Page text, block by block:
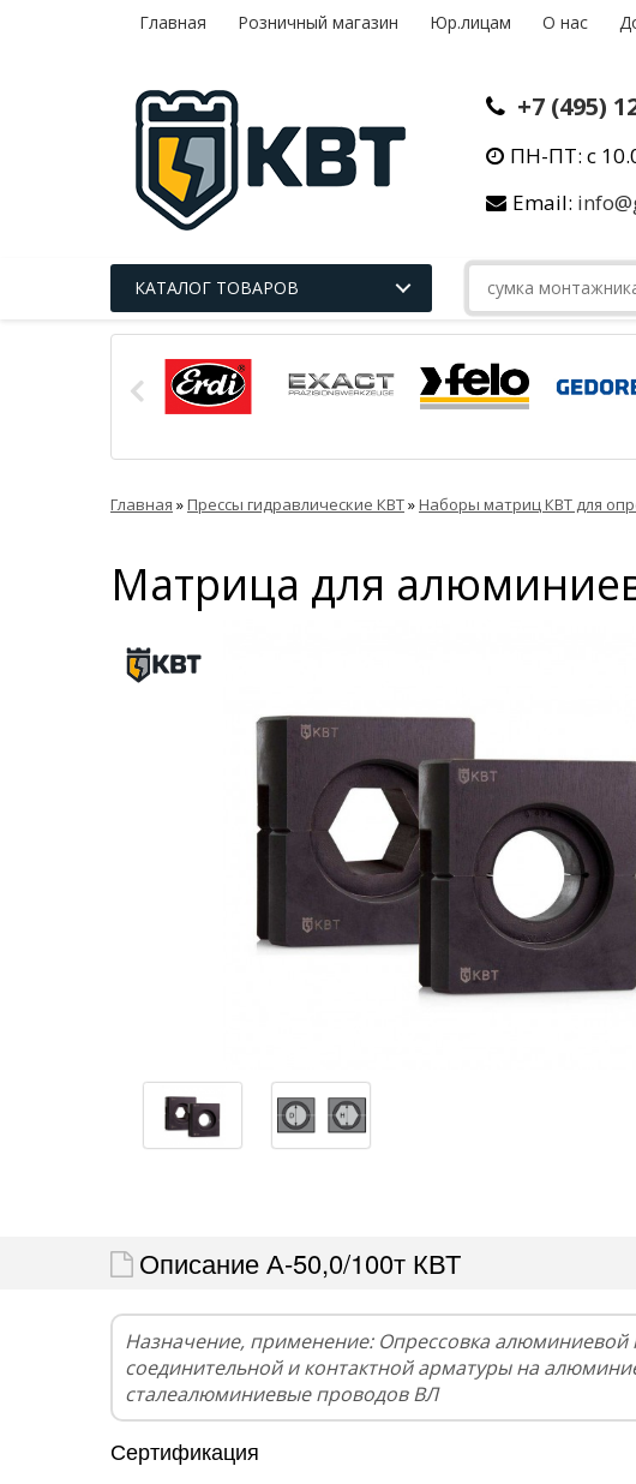
Главная Розничный магазин Юр.лицам О нас
+7 (495)
ПН-ПТ: с
Email:
КАТАЛОГ ТОВАРОВ
Главная »Прессы гидравлические КВТ»Наборы матриц КВТ для
Матрица для
Описание А-50,0/100т КВТ
Назначение, применение: Опрессовка алюминиевой
соединительной и контактной арматуры на
сталеалюминиевые проводов ВЛ
Сертификация